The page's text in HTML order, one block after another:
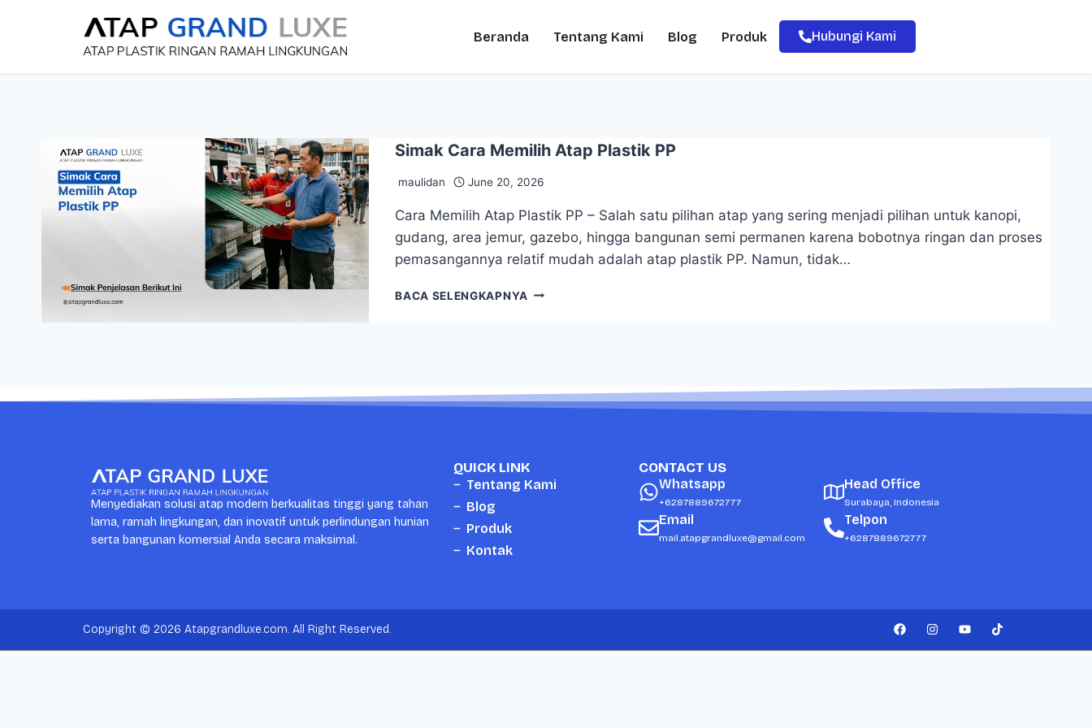
Beranda Tentang Kami Blog Produk Hubungi Kami
Simak Cara Memilih Atap Plastik PP
maulidan June 20, 2026
Cara Memilih Atap Plastik PP – Salah satu pilihan atap yang sering menjadi pilihan untuk kanopi,
gudang, area jemur, gazebo, hingga bangunan semi permanen karena bobotnya ringan dan proses
pemasangannya relatif mudah adalah atap plastik PP. Namun, tidak…
BACA SELENGKAPNYA
Menyediakan solusi atap modern berkualitas tinggi yang tahan
lama, ramah lingkungan, dan inovatif untuk perlindungan hunian
serta bangunan komersial Anda secara maksimal.
QUICK LINK
Tentang Kami
Blog
Produk
Kontak
CONTACT US
Email
mail.atapgrandluxe@gmail.com
Whatsapp
+6287889672777
Telpon
+6287889672777
Head Office
Surabaya, Indonesia
Copyright © 2026 Atapgrandluxe.com. All Right Reserved.